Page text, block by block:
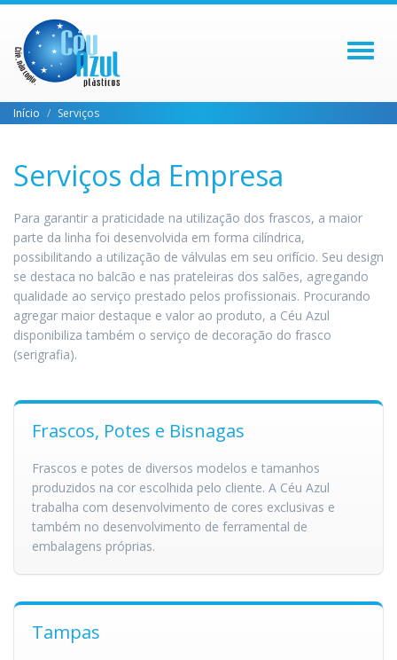
Início Serviços
Serviços da Empresa
Para garantir a praticidade na utilização dos frascos, a maior
parte da linha foi desenvolvida em forma cilíndrica,
possibilitando a utilização de válvulas em seu orifício. Seu design
se destaca no balcão e nas prateleiras dos salões, agregando
qualidade ao serviço prestado pelos profissionais. Procurando
agregar maior destaque e valor ao produto, a Céu Azul
disponibiliza também o serviço de decoração do frasco
(serigrafia).
Frascos, Potes e Bisnagas
Frascos e potes de diversos modelos e tamanhos
produzidos na cor escolhida pelo cliente. A Céu Azul
trabalha com desenvolvimento de cores exclusivas e
também no desenvolvimento de ferramental de
embalagens próprias.
Tampas